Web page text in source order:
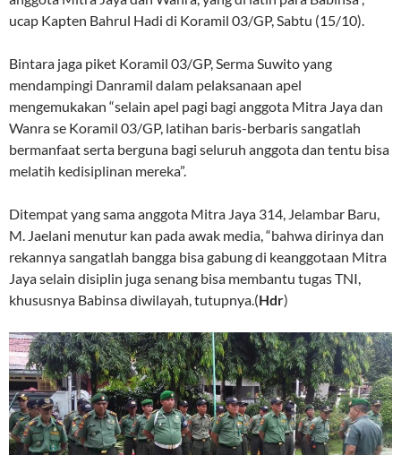
ucap Kapten Bahrul Hadi di Koramil 03/GP, Sabtu (15/10).
Bintara jaga piket Koramil 03/GP, Serma Suwito yang
mendampingi Danramil dalam pelaksanaan apel
mengemukakan “selain apel pagi bagi anggota Mitra Jaya dan
Wanra se Koramil 03/GP, latihan baris-berbaris sangatlah
bermanfaat serta berguna bagi seluruh anggota dan tentu bisa
melatih kedisiplinan mereka”.
Ditempat yang sama anggota Mitra Jaya 314, Jelambar Baru,
M. Jaelani menutur kan pada awak media, “bahwa dirinya dan
rekannya sangatlah bangga bisa gabung di keanggotaan Mitra
Jaya selain disiplin juga senang bisa membantu tugas TNI,
khususnya Babinsa diwilayah, tutupnya.(Hdr)